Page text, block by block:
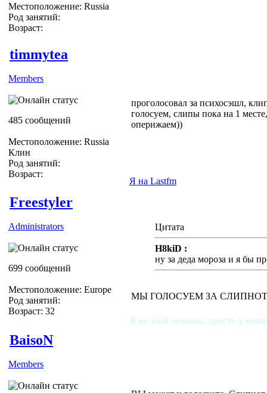
Местоположение: Russia
Род занятий:
Возраст:
timmytea
Members
485 сообщений
Местоположение: Russia
Клин
Род занятий:
Возраст:
проголосовал за психосэшл,
голосуем, слипы пока на 1
оперижаем))
Я на Lastfm
Freestyler
Administrators
699 сообщений
Местоположение: Europe
Род занятий:
Возраст: 32
Цитата
H8kiD :
ну за деда мороза и я бы
МЫ ГОЛОСУЕМ ЗА СЛИПНОТ
Я не злой человек, просто у
BaisoN
Members